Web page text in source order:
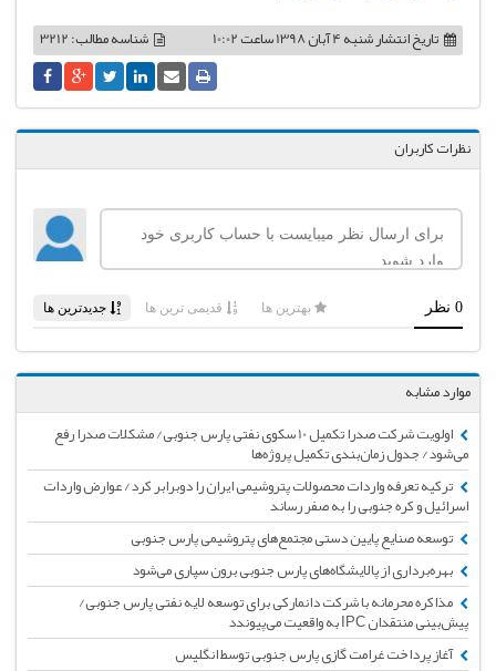
شناسه مطالب: 3212 تاریخ انتشارشنبه 4 آبان 1398 ساعت 10:02
نظرات کاربران
موارد مشابه
اولویت شرکت صدرا تکمیل 10 سکوی نفتی پارس جنوبی/ مشکلات صدرا رفع
می‌شود/ جدول زمان‌بندی تکمیل پروژه‌ها
ترکیه تعرفه واردات محصولات پتروشیمی ایران را دوبرابر کرد/ عوارض واردات
اسرائیل و کره جنوبی را به صفر رساند
توسعه صنایع پایین دستی مجتمع‌های پتروشیمی پارس جنوبی
بهره‌برداری از پالایشگاه‌های پارس جنوبی برون سپاری می‌شود
مذاکره محرمانه با شرکت دانمارکی برای توسعه لایه نفتی پارس جنوبی/
پیش‌بینی منتقدان ‌IPC به واقعیت می‌پیوندد
آغاز پرداخت غرامت گازی پارس جنوبی توسط انگلیس